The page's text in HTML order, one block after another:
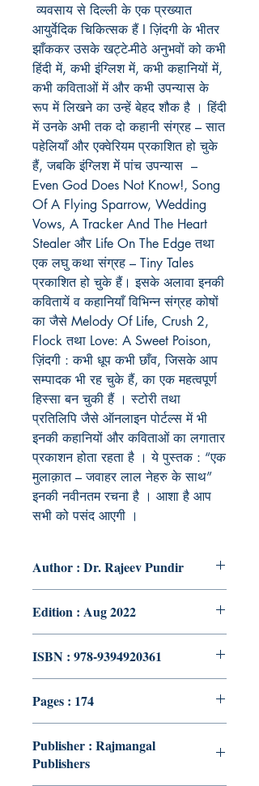
व्यवसाय से दिल्ली के एक प्रख्यात
आयुर्वेदिक चिकित्सक हैं I ज़िंदगी के भीतर
झाँककर उसके खट्टे-मीठे अनुभवों को कभी
हिंदी में, कभी इंग्लिश में, कभी कहानियों में,
कभी कविताओं में और कभी उपन्यास के
रूप में लिखने का उन्हें बेहद शौक है । हिंदी
में उनके अभी तक दो कहानी संग्रह – सात
पहेलियाँ और एक्वेरियम प्रकाशित हो चुके
हैं, जबकि इंग्लिश में पांच उपन्यास –
Even God Does Not Know!, Song
Of A Flying Sparrow, Wedding
Vows, A Tracker And The Heart
Stealer और Life On The Edge तथा
एक लघु कथा संग्रह – Tiny Tales
प्रकाशित हो चुके हैं। इसके अलावा इनकी
कवितायें व कहानियाँ विभिन्न संग्रह कोषों
का जैसे Melody Of Life, Crush 2,
Flock तथा Love: A Sweet Poison,
ज़िंदगी : कभी धूप कभी छाँव, जिसके आप
सम्पादक भी रह चुके हैं, का एक महत्वपूर्ण
हिस्सा बन चुकी हैं । स्टोरी तथा
प्रतिलिपि जैसे ऑनलाइन पोर्टल्स में भी
इनकी कहानियों और कविताओं का लगातार
प्रकाशन होता रहता है । ये पुस्तक : “एक
मुलाक़ात – जवाहर लाल नेहरु के साथ”
इनकी नवीनतम रचना है । आशा है आप
सभी को पसंद आएगी ।
Author : Dr. Rajeev Pundir
Edition : Aug 2022
ISBN : 978-9394920361
Pages : 174
Publisher : Rajmangal
Publishers